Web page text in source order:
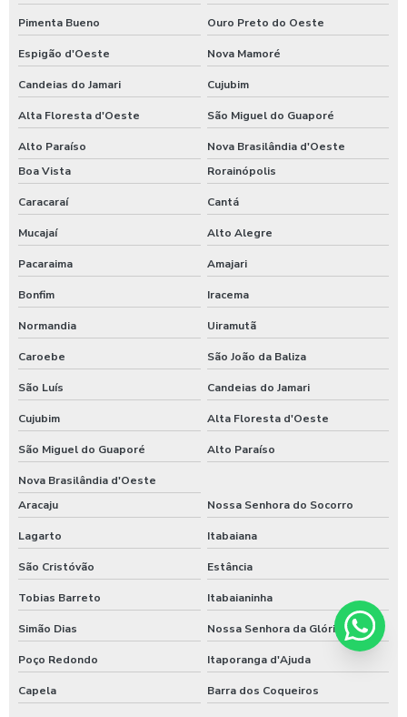
Pimenta Bueno Ouro Preto do Oeste
Espigão d'Oeste Nova Mamoré
Candeias do Jamari Cujubim
Alta Floresta d'Oeste São Miguel do Guaporé
Alto Paraíso
Nova Brasilândia d'Oeste
Boa Vista
Rorainópolis
Caracaraí Cantá
Mucajaí Alto Alegre
Pacaraima Amajari
Bonfim Iracema
Normandia Uiramutã
Caroebe São João da Baliza
São Luís Candeias do Jamari
Cujubim Alta Floresta d'Oeste
São Miguel do Guaporé Alto Paraíso
Nova Brasilândia d'Oeste
Aracaju
Nossa Senhora do Socorro
Lagarto Itabaiana
São Cristóvão Estância
Tobias Barreto Itabaianinha
Simão Dias Nossa Senhora da Glória
Poço Redondo Itaporanga d'Ajuda
Capela Barra dos Coqueiros